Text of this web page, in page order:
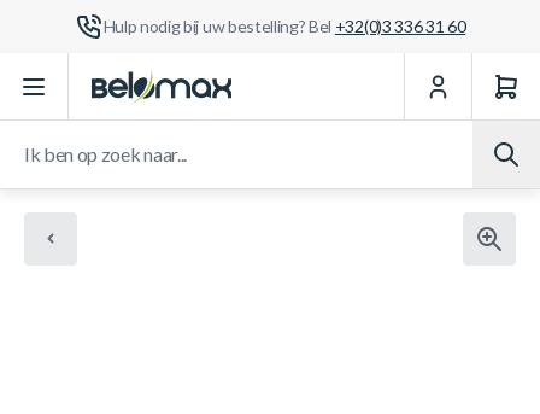
Hulp nodig bij uw bestelling? Bel +32(0)3 336 31 60
Ga naar de inhoud